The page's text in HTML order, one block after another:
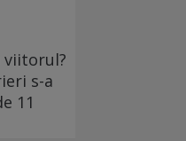
viitorul?
s-a
11